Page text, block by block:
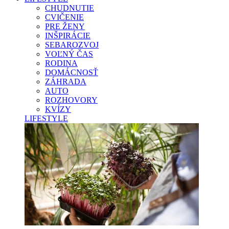
CHUDNUTIE
CVIČENIE
PRE ŽENY
INŠPIRÁCIE
SEBAROZVOJ
VOĽNÝ ČAS
RODINA
DOMÁCNOSŤ
ZÁHRADA
AUTO
ROZHOVORY
KVÍZY
LIFESTYLE